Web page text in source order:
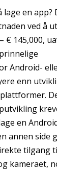
en app?
ved å
€ 145,000,
Android-
enn
en
annen side
tilgang
kameraet,